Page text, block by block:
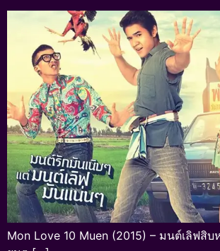
Mon Love 10 Muen (2015) – มนต์เลิฟสิ